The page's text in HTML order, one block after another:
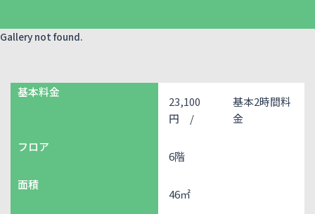
Gallery not found.
基本料金
23,100
円 /
基本2時間料
金
フロア
6階
面積
46㎡